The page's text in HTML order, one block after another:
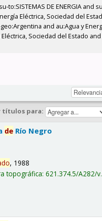
DE ENERGIA and
Eléctrica, Sociedad del
and au:Agua y
Sociedad del Estado
títulos para:
de Río Negro
, 1988
topográfica:621.374.5/A282/